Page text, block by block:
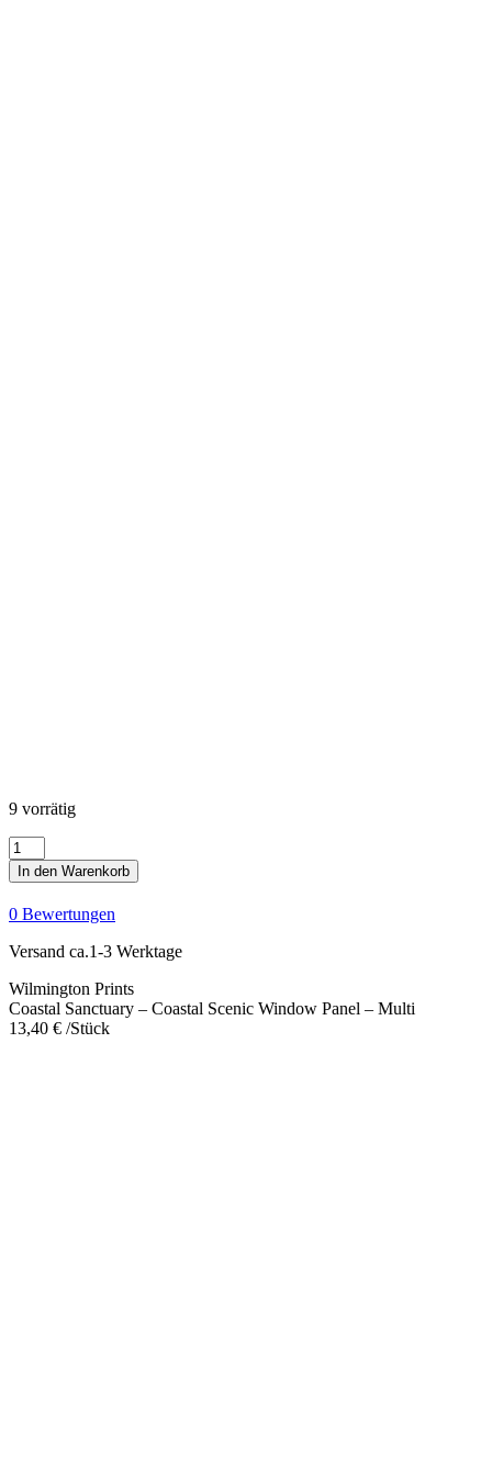
9 vorrätig
Coastal
Sanctuary
-
Coastal
Scenic
Window
Panel
-
Multi
Menge
In den Warenkorb
0 Bewertungen
Versand ca.1-3 Werktage
Wilmington Prints
Coastal Sanctuary – Coastal Scenic Window Panel – Multi
13,40 € /Stück